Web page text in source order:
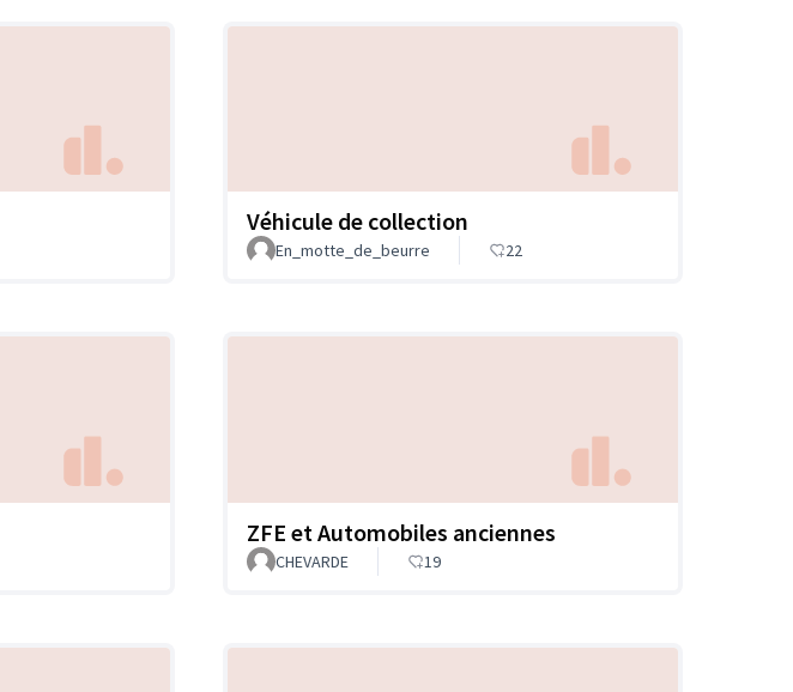
Véhicule de collection
En_motte_de_beurre 22
ZFE et Automobiles anciennes
CHEVARDE 19